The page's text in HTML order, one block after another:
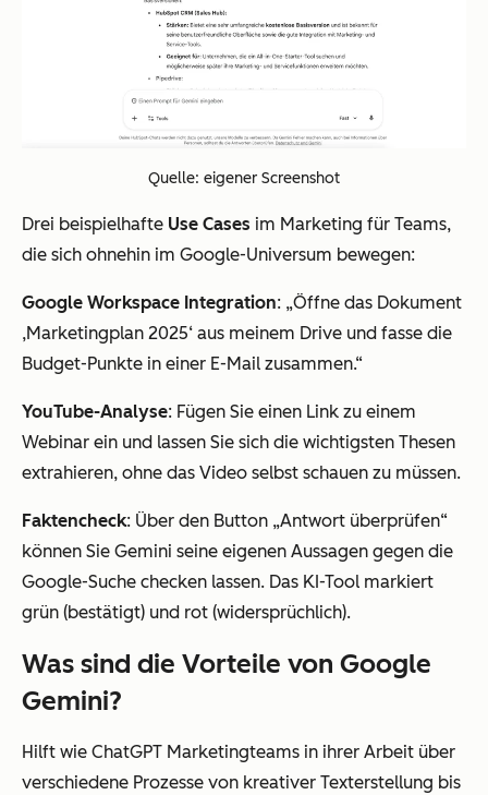
Quelle: eigener Screenshot
Drei beispielhafte Use Cases im Marketing für Teams,
die sich ohnehin im Google-Universum bewegen:
Google Workspace Integration: „Öffne das Dokument
‚Marketingplan 2025‘ aus meinem Drive und fasse die
Budget-Punkte in einer E-Mail zusammen.“
YouTube-Analyse: Fügen Sie einen Link zu einem
Webinar ein und lassen Sie sich die wichtigsten Thesen
extrahieren, ohne das Video selbst schauen zu müssen.
Faktencheck: Über den Button „Antwort überprüfen“
können Sie Gemini seine eigenen Aussagen gegen die
Google-Suche checken lassen. Das KI-Tool markiert
grün (bestätigt) und rot (widersprüchlich).
Was sind die Vorteile von Google
Gemini?
Hilft wie ChatGPT Marketingteams in ihrer Arbeit über
verschiedene Prozesse von kreativer Texterstellung bis